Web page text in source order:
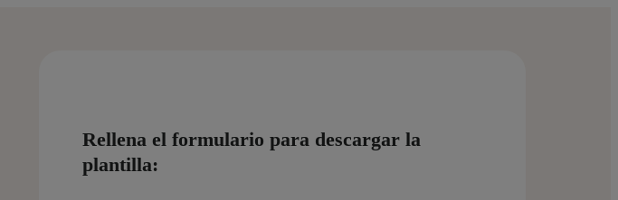
Rellena el formulario para descargar la
plantilla: